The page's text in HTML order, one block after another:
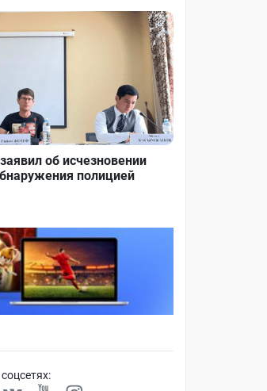
об исчезновении
полицией